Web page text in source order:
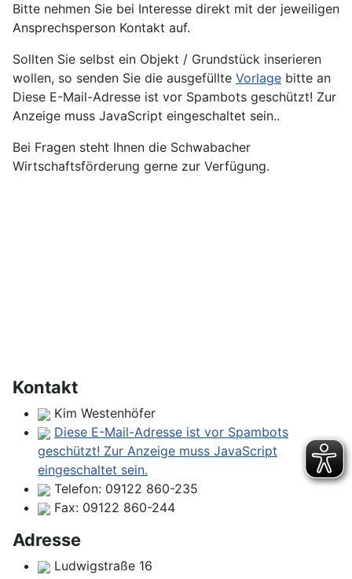
Bitte nehmen Sie bei Interesse direkt mit der jeweiligen
Ansprechsperson Kontakt auf.
Sollten Sie selbst ein Objekt / Grundstück inserieren
wollen, so senden Sie die ausgefüllte Vorlage bitte an
Diese E-Mail-Adresse ist vor Spambots geschützt! Zur
Anzeige muss JavaScript eingeschaltet sein..
Bei Fragen steht Ihnen die Schwabacher
Wirtschaftsförderung gerne zur Verfügung.
Kontakt
Kim Westenhöfer
Diese E-Mail-Adresse ist vor Spambots
geschützt! Zur Anzeige muss JavaScript
eingeschaltet sein.
Telefon: 09122 860-235
Fax: 09122 860-244
Adresse
Ludwigstraße 16